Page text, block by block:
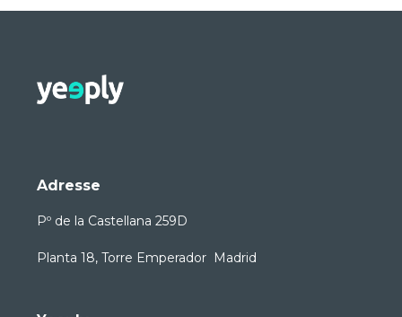
Adresse
Pº de la Castellana 259D
Planta 18, Torre Emperador Madrid